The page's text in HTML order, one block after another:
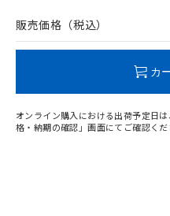
問い合わせください。
販売価格（税込）
カ
オンライン購入における出荷予定日
格・納期の確認」画面にてご確認くだ